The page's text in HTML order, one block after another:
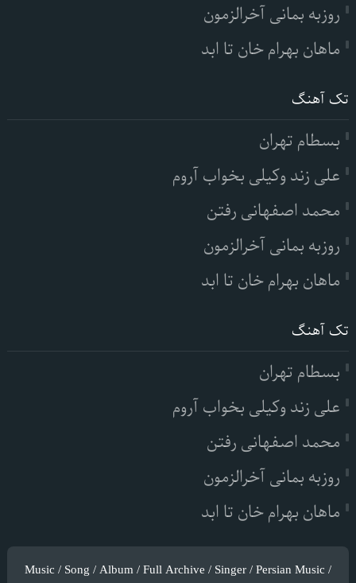
روزبه بمانی آخرالزمون
ماهان بهرام خان تا ابد
تک آهنگ
بسطام تهران
علی زند وکیلی بخواب آروم
محمد اصفهانی رفتن
روزبه بمانی آخرالزمون
ماهان بهرام خان تا ابد
تک آهنگ
بسطام تهران
علی زند وکیلی بخواب آروم
محمد اصفهانی رفتن
روزبه بمانی آخرالزمون
ماهان بهرام خان تا ابد
Music / Song / Album / Full Archive / Singer / Persian Music /